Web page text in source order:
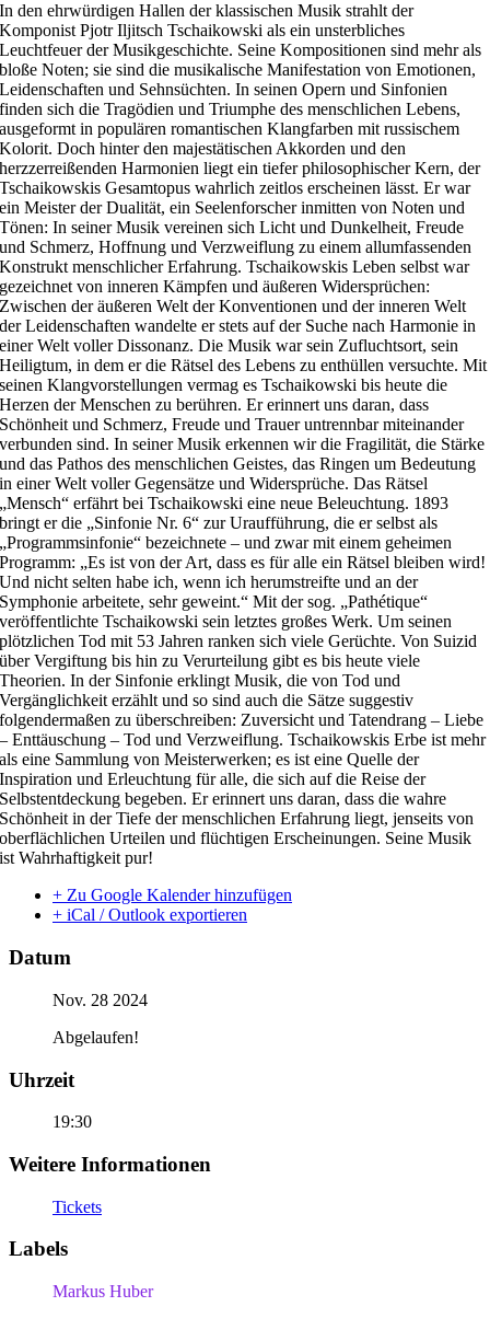
In den ehrwürdigen Hallen der klassischen Musik strahlt der
Komponist Pjotr Iljitsch Tschaikowski als ein unsterbliches
Leuchtfeuer der Musikgeschichte. Seine Kompositionen sind mehr als
bloße Noten; sie sind die musikalische Manifestation von Emotionen,
Leidenschaften und Sehnsüchten. In seinen Opern und Sinfonien
finden sich die Tragödien und Triumphe des menschlichen Lebens,
ausgeformt in populären romantischen Klangfarben mit russischem
Kolorit. Doch hinter den majestätischen Akkorden und den
herzzerreißenden Harmonien liegt ein tiefer philosophischer Kern, der
Tschaikowskis Gesamtopus wahrlich zeitlos erscheinen lässt. Er war
ein Meister der Dualität, ein Seelenforscher inmitten von Noten und
Tönen: In seiner Musik vereinen sich Licht und Dunkelheit, Freude
und Schmerz, Hoffnung und Verzweiflung zu einem allumfassenden
Konstrukt menschlicher Erfahrung. Tschaikowskis Leben selbst war
gezeichnet von inneren Kämpfen und äußeren Widersprüchen:
Zwischen der äußeren Welt der Konventionen und der inneren Welt
der Leidenschaften wandelte er stets auf der Suche nach Harmonie in
einer Welt voller Dissonanz. Die Musik war sein Zufluchtsort, sein
Heiligtum, in dem er die Rätsel des Lebens zu enthüllen versuchte. Mit
seinen Klangvorstellungen vermag es Tschaikowski bis heute die
Herzen der Menschen zu berühren. Er erinnert uns daran, dass
Schönheit und Schmerz, Freude und Trauer untrennbar miteinander
verbunden sind. In seiner Musik erkennen wir die Fragilität, die Stärke
und das Pathos des menschlichen Geistes, das Ringen um Bedeutung
in einer Welt voller Gegensätze und Widersprüche. Das Rätsel
„Mensch“ erfährt bei Tschaikowski eine neue Beleuchtung. 1893
bringt er die „Sinfonie Nr. 6“ zur Uraufführung, die er selbst als
„Programmsinfonie“ bezeichnete – und zwar mit einem geheimen
Programm: „Es ist von der Art, dass es für alle ein Rätsel bleiben wird!
Und nicht selten habe ich, wenn ich herumstreifte und an der
Symphonie arbeitete, sehr geweint.“ Mit der sog. „Pathétique“
veröffentlichte Tschaikowski sein letztes großes Werk. Um seinen
plötzlichen Tod mit 53 Jahren ranken sich viele Gerüchte. Von Suizid
über Vergiftung bis hin zu Verurteilung gibt es bis heute viele
Theorien. In der Sinfonie erklingt Musik, die von Tod und
Vergänglichkeit erzählt und so sind auch die Sätze suggestiv
folgendermaßen zu überschreiben: Zuversicht und Tatendrang – Liebe
– Enttäuschung – Tod und Verzweiflung. Tschaikowskis Erbe ist mehr
als eine Sammlung von Meisterwerken; es ist eine Quelle der
Inspiration und Erleuchtung für alle, die sich auf die Reise der
Selbstentdeckung begeben. Er erinnert uns daran, dass die wahre
Schönheit in der Tiefe der menschlichen Erfahrung liegt, jenseits von
oberflächlichen Urteilen und flüchtigen Erscheinungen. Seine Musik
ist Wahrhaftigkeit pur!
+ Zu Google Kalender hinzufügen
+ iCal / Outlook exportieren
Datum
Nov. 28 2024
Abgelaufen!
Uhrzeit
19:30
Weitere Informationen
Tickets
Labels
Markus Huber